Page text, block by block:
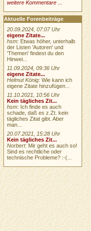
weitere Kommentare ...
Aktuelle Forenbeiträge
20.09.2024, 07:07 Uhr
eigene Zitate...
hsm: Etwas höher, unterhalb
der Listen 'Autoren' und
'Themen' findest du den
Hinwei...
11.09.2024, 09:36 Uhr
eigene Zitate...
Helmut König: Wie kann ich
eigene Zitate hinzufügen...
11.10.2021, 10:56 Uhr
Kein tägliches Zit...
hsm: Ich finde es auch
schade, daß es z.Zt. kein
tägliches Zitat gibt. Aber
man...
20.07.2021, 15:28 Uhr
Kein tägliches Zit...
Norbert: Mir geht es auch so!
Sind es rechtliche oder
technische Probleme? :-(...